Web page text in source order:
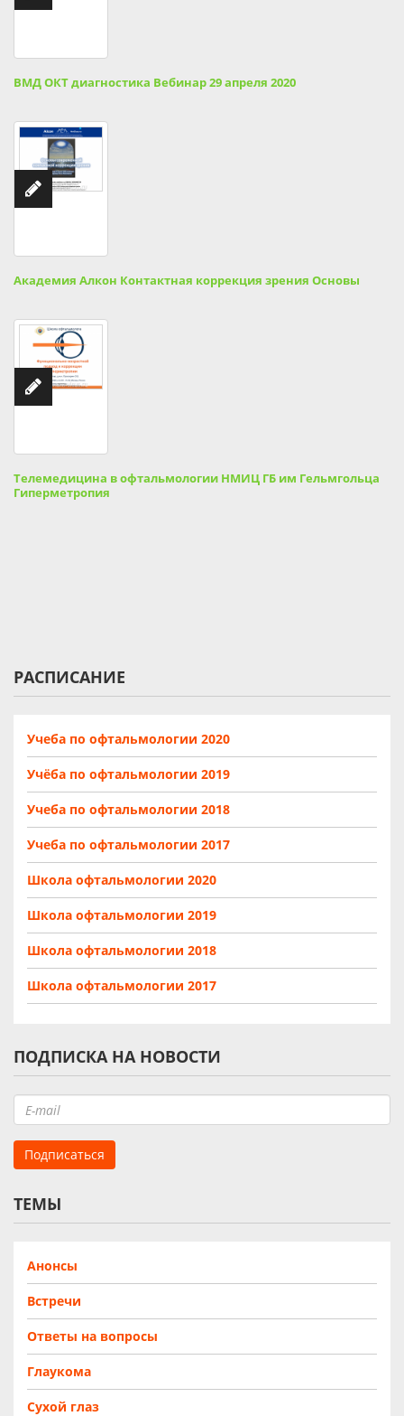
ВМД ОКТ диагностика Вебинар 29 апреля 2020
Академия Алкон Контактная коррекция зрения Основы
Телемедицина в офтальмологии НМИЦ ГБ им Гельмгольца
Гиперметропия
РАСПИСАНИЕ
Учеба по офтальмологии 2020
Учёба по офтальмологии 2019
Учеба по офтальмологии 2018
Учеба по офтальмологии 2017
Школа офтальмологии 2020
Школа офтальмологии 2019
Школа офтальмологии 2018
Школа офтальмологии 2017
ПОДПИСКА НА НОВОСТИ
ТЕМЫ
Анонсы
Встречи
Ответы на вопросы
Глаукома
Сухой глаз